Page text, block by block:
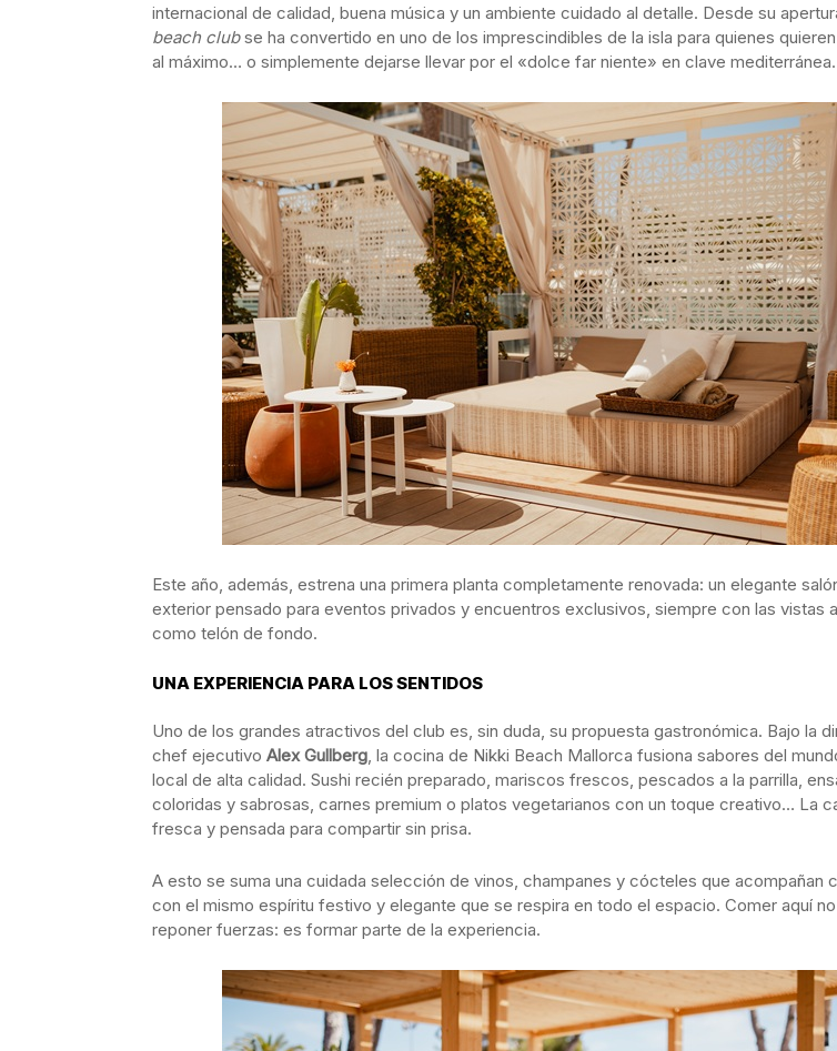
internacional de calidad, buena música y un ambiente cuidado al detalle. Desde su
beach clubse ha convertido en uno de los imprescindibles de la isla para quienes
al máximo… o simplemente dejarse llevar por el «dolce far niente» en clave mediterránea.
Este año, además, estrena una primera planta completamente renovada: un elegante
exterior pensado para eventos privados y encuentros exclusivos, siempre con las vistas
como telón de fondo.
UNA EXPERIENCIA PARA LOS SENTIDOS
Uno de los grandes atractivos del club es, sin duda, su propuesta gastronómica. Bajo la
chef ejecutivo Alex Gullberg, la cocina de Nikki Beach Mallorca fusiona sabores del
local de alta calidad. Sushi recién preparado, mariscos frescos, pescados a la parrilla,
coloridas y sabrosas, carnes premium o platos vegetarianos con un toque creativo… La
fresca y pensada para compartir sin prisa.
A esto se suma una cuidada selección de vinos, champanes y cócteles que acompañan
con el mismo espíritu festivo y elegante que se respira en todo el espacio. Comer aquí
reponer fuerzas: es formar parte de la experiencia.